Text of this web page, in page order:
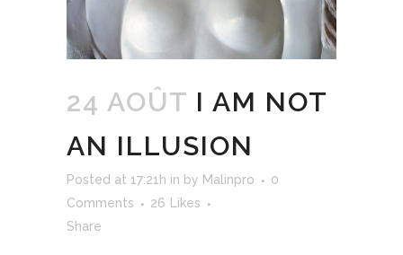
24 AOÛT I AM NOT
AN ILLUSION
Posted at 17:21h in by Malinpro
0
Comments
26
Likes
Share